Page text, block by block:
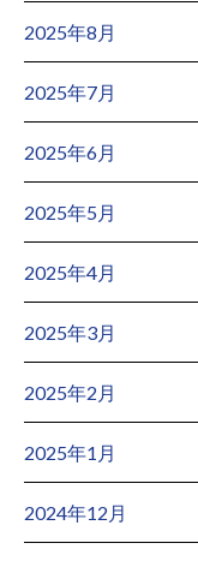
2025年8月
2025年7月
2025年6月
2025年5月
2025年4月
2025年3月
2025年2月
2025年1月
2024年12月